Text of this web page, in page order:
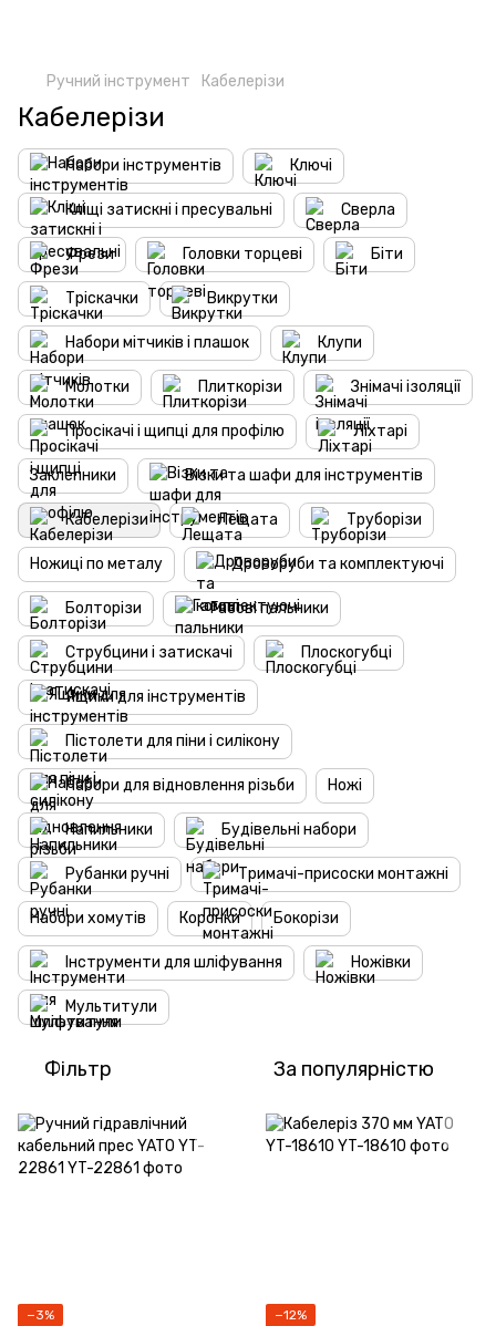
Ручний інструмент Кабелерізи
Кабелерізи
Набори інструментів Ключі
Кліщі затискні і пресувальні Сверла
Фрези Головки торцеві Біти
Тріскачки Викрутки
Набори мітчиків і плашок Клупи
Молотки Плиткорізи Знімачі ізоляції
Просікачі і щипці для профілю Ліхтарі
Заклепники Візки та шафи для інструментів
Кабелерізи Лещата Труборізи
Ножиці по металу Дроворуби та комплектуючі
Болторізи Газові пальники
Струбцини і затискачі Плоскогубці
Ящики для інструментів
Пістолети для піни і силікону
Набори для відновлення різьби Ножі
Напильники Будівельні набори
Рубанки ручні Тримачі-присоски монтажні
Набори хомутів Коронки Бокорізи
Інструменти для шліфування Ножівки
Мультитули
Фільтр За популярністю
−3% −12%